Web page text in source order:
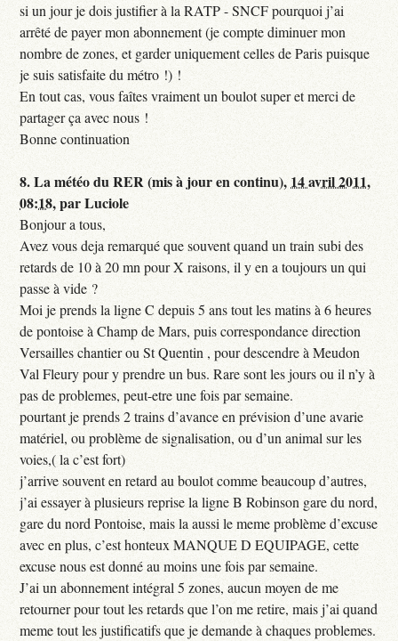
si un jour je dois justifier à la RATP - SNCF pourquoi j’ai
arrêté de payer mon abonnement (je compte diminuer mon
nombre de zones, et garder uniquement celles de Paris puisque
je suis satisfaite du métro !) !
En tout cas, vous faîtes vraiment un boulot super et merci de
partager ça avec nous !
Bonne continuation
8.La météo du RER (mis à jour en continu), 14 avril 2011,
08:18,parLuciole
Bonjour a tous,
Avez vous deja remarqué que souvent quand un train subi des
retards de 10 à 20 mn pour X raisons, il y en a toujours un qui
passe à vide ?
Moi je prends la ligne C depuis 5 ans tout les matins à 6 heures
de pontoise à Champ de Mars, puis correspondance direction
Versailles chantier ou St Quentin , pour descendre à Meudon
Val Fleury pour y prendre un bus. Rare sont les jours ou il n’y à
pas de problemes, peut-etre une fois par semaine.
pourtant je prends 2 trains d’avance en prévision d’une avarie
matériel, ou problème de signalisation, ou d’un animal sur les
voies,( la c’est fort)
j’arrive souvent en retard au boulot comme beaucoup d’autres,
j’ai essayer à plusieurs reprise la ligne B Robinson gare du nord,
gare du nord Pontoise, mais la aussi le meme problème d’excuse
avec en plus, c’est honteux MANQUE D EQUIPAGE, cette
excuse nous est donné au moins une fois par semaine.
J’ai un abonnement intégral 5 zones, aucun moyen de me
retourner pour tout les retards que l’on me retire, mais j’ai quand
meme tout les justificatifs que je demande à chaques problemes.